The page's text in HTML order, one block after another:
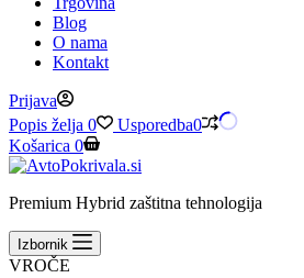
Blog
O nama
Kontakt
Prijava
Popis želja 0 Usporedba0
Košarica 0
Premium Hybrid zaštitna tehnologija
Izbornik
VROČE